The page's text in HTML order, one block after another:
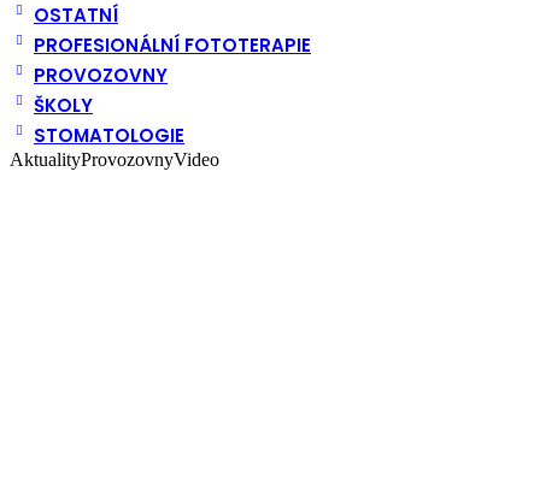
OSTATNÍ
PROFESIONÁLNÍ FOTOTERAPIE
PROVOZOVNY
ŠKOLY
STOMATOLOGIE
AktualityProvozovnyVideo